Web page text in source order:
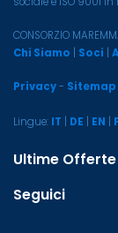
CONSORZIO
Chi Siamo
Soci
Privacy- Sitemap
Lingue: IT DE EN
Ultime Offerte
Seguici